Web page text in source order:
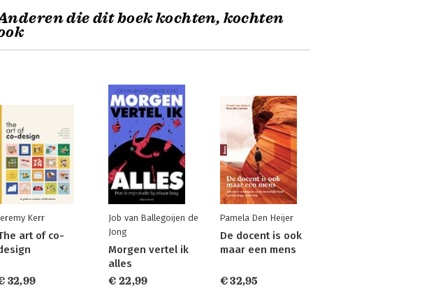
die dit boek kochten, kochten
Kerr
art of co-
32,99
Job van Ballegoijen de
Jong
Morgen vertel ik
alles
€ 22,99
Pamela Den Heijer
De docent is ook
maar een mens
€ 32,95